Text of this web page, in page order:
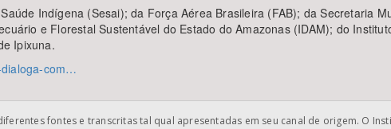
Indígena (Sesai); da Força Aérea Brasileira (FAB); da Secretaria
e Florestal Sustentável do Estado do Amazonas (IDAM); do
Ipixuna.
dialoga-com…
fontes e transcritas tal qual apresentadas em seu canal de origem. O